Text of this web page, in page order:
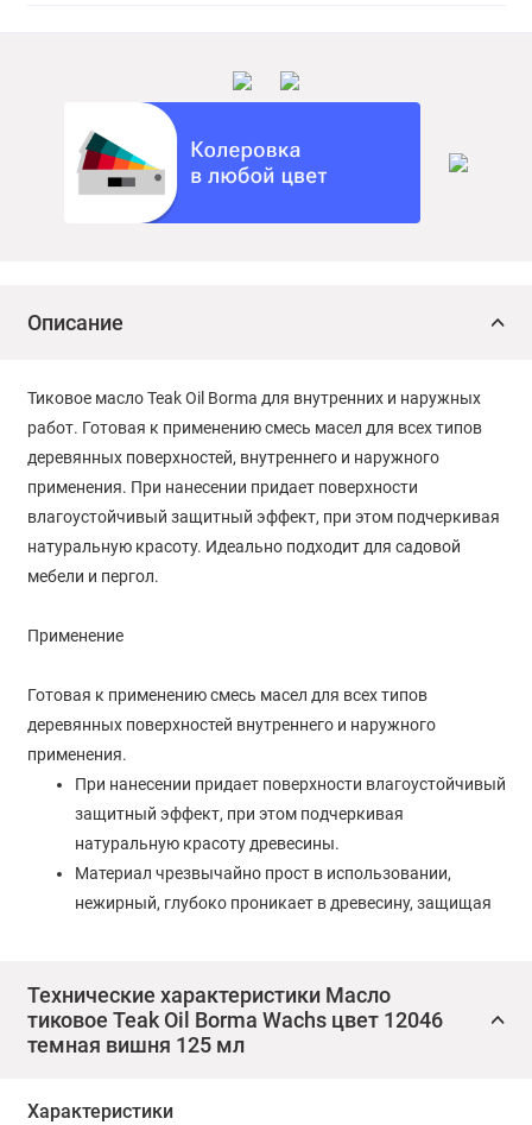
Описание
Тиковое масло Teak Oil Borma для внутренних и наружных
работ. Готовая к применению смесь масел для всех типов
деревянных поверхностей, внутреннего и наружного
применения. При нанесении придает поверхности
влагоустойчивый защитный эффект, при этом подчеркивая
натуральную красоту. Идеально подходит для садовой
мебели и пергол.
Применение
Готовая к применению смесь масел для всех типов
деревянных поверхностей внутреннего и наружного
применения.
При нанесении придает поверхности влагоустойчивый
защитный эффект, при этом подчеркивая
натуральную красоту древесины.
Материал чрезвычайно прост в использовании,
нежирный, глубоко проникает в древесину, защищая
Благодаря специальным добавкам, УФ-фильтры
защищают натуральную красоту древесины.
Технические характеристики Масло
тиковое Teak Oil Borma Wachs цвет 12046
темная вишня 125 мл
Характеристики